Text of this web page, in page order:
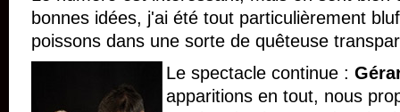
bonnes idées, j'ai été tout particulièrement
poissons dans une sorte de quêteuse
Le spectacle continue :
apparitions en tout, nous